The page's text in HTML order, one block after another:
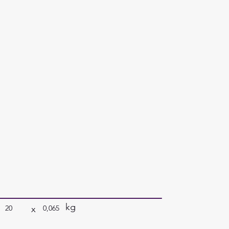
20 x 0,065 kg